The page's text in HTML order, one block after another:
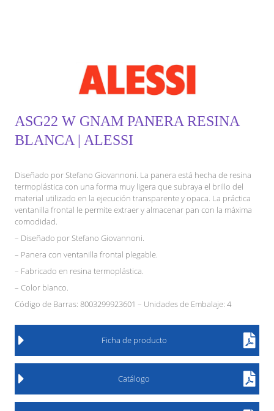
ASG22 W GNAM PANERA RESINA
BLANCA | ALESSI
Diseñado por Stefano Giovannoni. La panera está hecha de resina
termoplástica con una forma muy ligera que subraya el brillo del
material utilizado en la ejecución transparente y opaca. La práctica
ventanilla frontal le permite extraer y almacenar pan con la máxima
comodidad.
– Diseñado por Stefano Giovannoni.
– Panera con ventanilla frontal plegable.
– Fabricado en resina termoplástica.
– Color blanco.
Código de Barras: 8003299923601 – Unidades de Embalaje: 4
Ficha de producto
Catálogo